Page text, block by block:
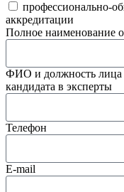
профессионально-
аккредитации
Полное наименование
ФИО и должность лица
кандидата в эксперты
Телефон
E-mail